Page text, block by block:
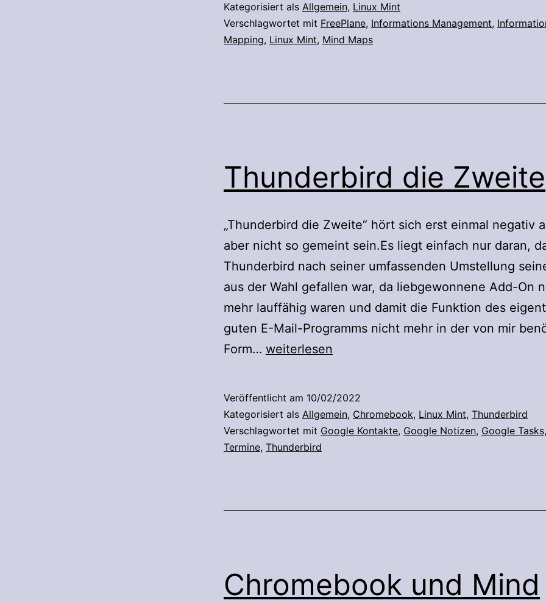
Kategorisiert als Allgemein, Linux Mint
Verschlagwortet mit FreePlane, Informations Management,
Mapping, Linux Mint, Mind Maps
Thunderbird die Zweite
„Thunderbird die Zweite“ hört sich erst einmal negativ
aber nicht so gemeint sein.Es liegt einfach nur daran,
Thunderbird nach seiner umfassenden Umstellung
aus der Wahl gefallen war, da liebgewonnene Add-On
mehr lauffähig waren und damit die Funktion des
guten E-Mail-Programms nicht mehr in der von mir
Form… Thunderbird
weiterlesen
Veröffentlicht am 10/02/2022
Kategorisiert als Allgemein, Chromebook, Linux Mint, Thunderbird
Verschlagwortet mit Google Kontakte, Google Notizen, Google Tasks,
Termine, Thunderbird
Chromebook und Mind